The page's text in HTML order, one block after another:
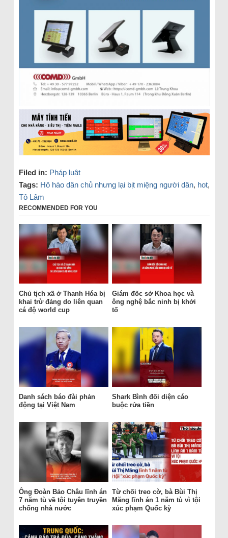
Filed in: Pháp luật
Tags: Hô hào dân chủ nhưng lại bịt miệng người dân, hot,
Tô Lâm
RECOMMENDED FOR YOU
Chủ tịch xã ở Thanh Hóa bị
khai trừ đảng do liên quan
cá độ world cup
Giám đốc sở Khoa học và
ông nghệ bắc ninh bị khởi
tố
Danh sách báo đài phản
động tại Việt Nam
Shark Bình đối diện cáo
buộc rửa tiền
Ông Đoàn Bảo Châu lĩnh án
7 năm tù về tội tuyên truyền
chống nhà nước
Từ chối treo cờ, bà Bùi Thị
Măng lĩnh án 1 năm tù vì tội
xúc phạm Quốc kỳ